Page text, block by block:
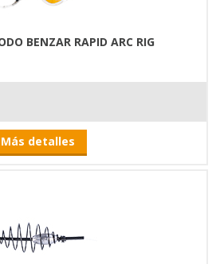
BENZAR RAPID ARC RIG
Más detalles